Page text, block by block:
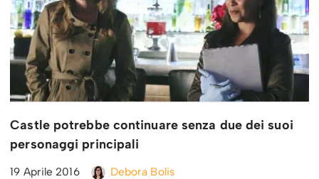
Castle potrebbe continuare senza due dei suoi
personaggi principali
19 Aprile 2016 Debora Bolis